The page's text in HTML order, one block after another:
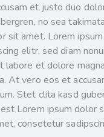
et justo duo
no sea
sit amet. Lorem
elitr, sed diam
labore et dolore
At vero eos et
Stet clita kasd
Lorem ipsum dolor
consetetur